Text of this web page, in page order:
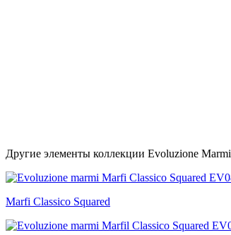
Другие элементы коллекции Evoluzione Marmi
Marfi Classico Squared